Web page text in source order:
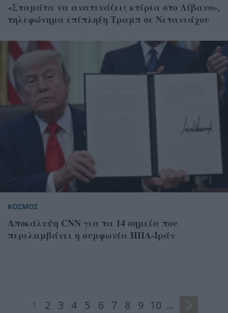
«Σταμάτα να ανατινάζεις κτίρια στο Λίβανο»,
τηλεφώνημα επίπληξη Τραμπ σε Νετανιάχου
ΚΟΣΜΟΣ
Αποκάλυψη CNN για τα 14 σημεία που
περιλαμβάνει η συμφωνία ΗΠΑ-Ιράν
1 2 3 4 5 6 7 8 9 10 ...